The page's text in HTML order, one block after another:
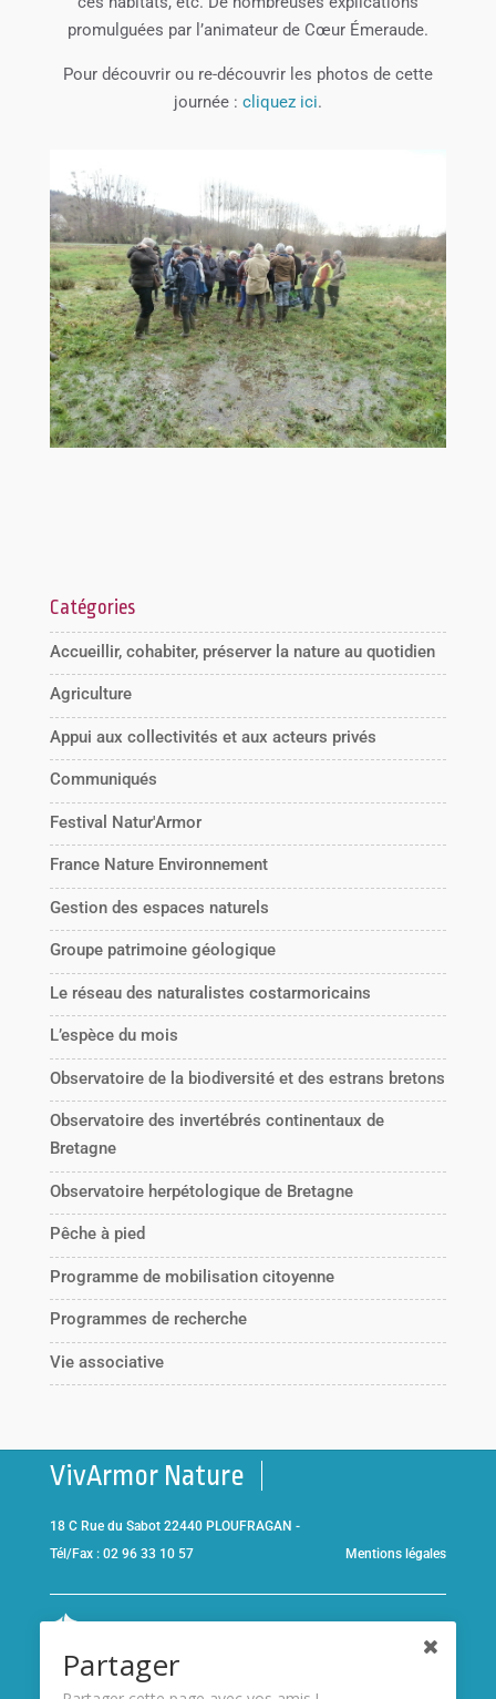
promulguées par l’animateur de Cœur Émeraude.
Pour découvrir ou re-découvrir les photos de cette
journée : cliquez ici.
Catégories
Accueillir, cohabiter, préserver la nature au quotidien
Agriculture
Appui aux collectivités et aux acteurs privés
Communiqués
Festival Natur'Armor
France Nature Environnement
Gestion des espaces naturels
Groupe patrimoine géologique
Le réseau des naturalistes costarmoricains
L’espèce du mois
Observatoire de la biodiversité et des estrans bretons
Observatoire des invertébrés continentaux de
Bretagne
Observatoire herpétologique de Bretagne
Pêche à pied
Programme de mobilisation citoyenne
Programmes de recherche
Vie associative
VivArmor Nature
18 C Rue du Sabot 22440 PLOUFRAGAN -
Tél/Fax : 02 96 33 10 57
Mentions légales
Brieucet adhérent de l’association
Partager